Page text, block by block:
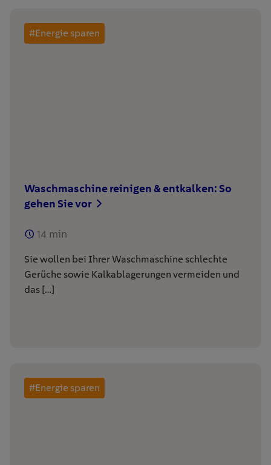
#Energie sparen
Waschmaschine reinigen & entkalken: So
gehen Sie vor
14 min
Sie wollen bei Ihrer Waschmaschine schlechte
Gerüche sowie Kalkablagerungen vermeiden und
das […]
#Energie sparen